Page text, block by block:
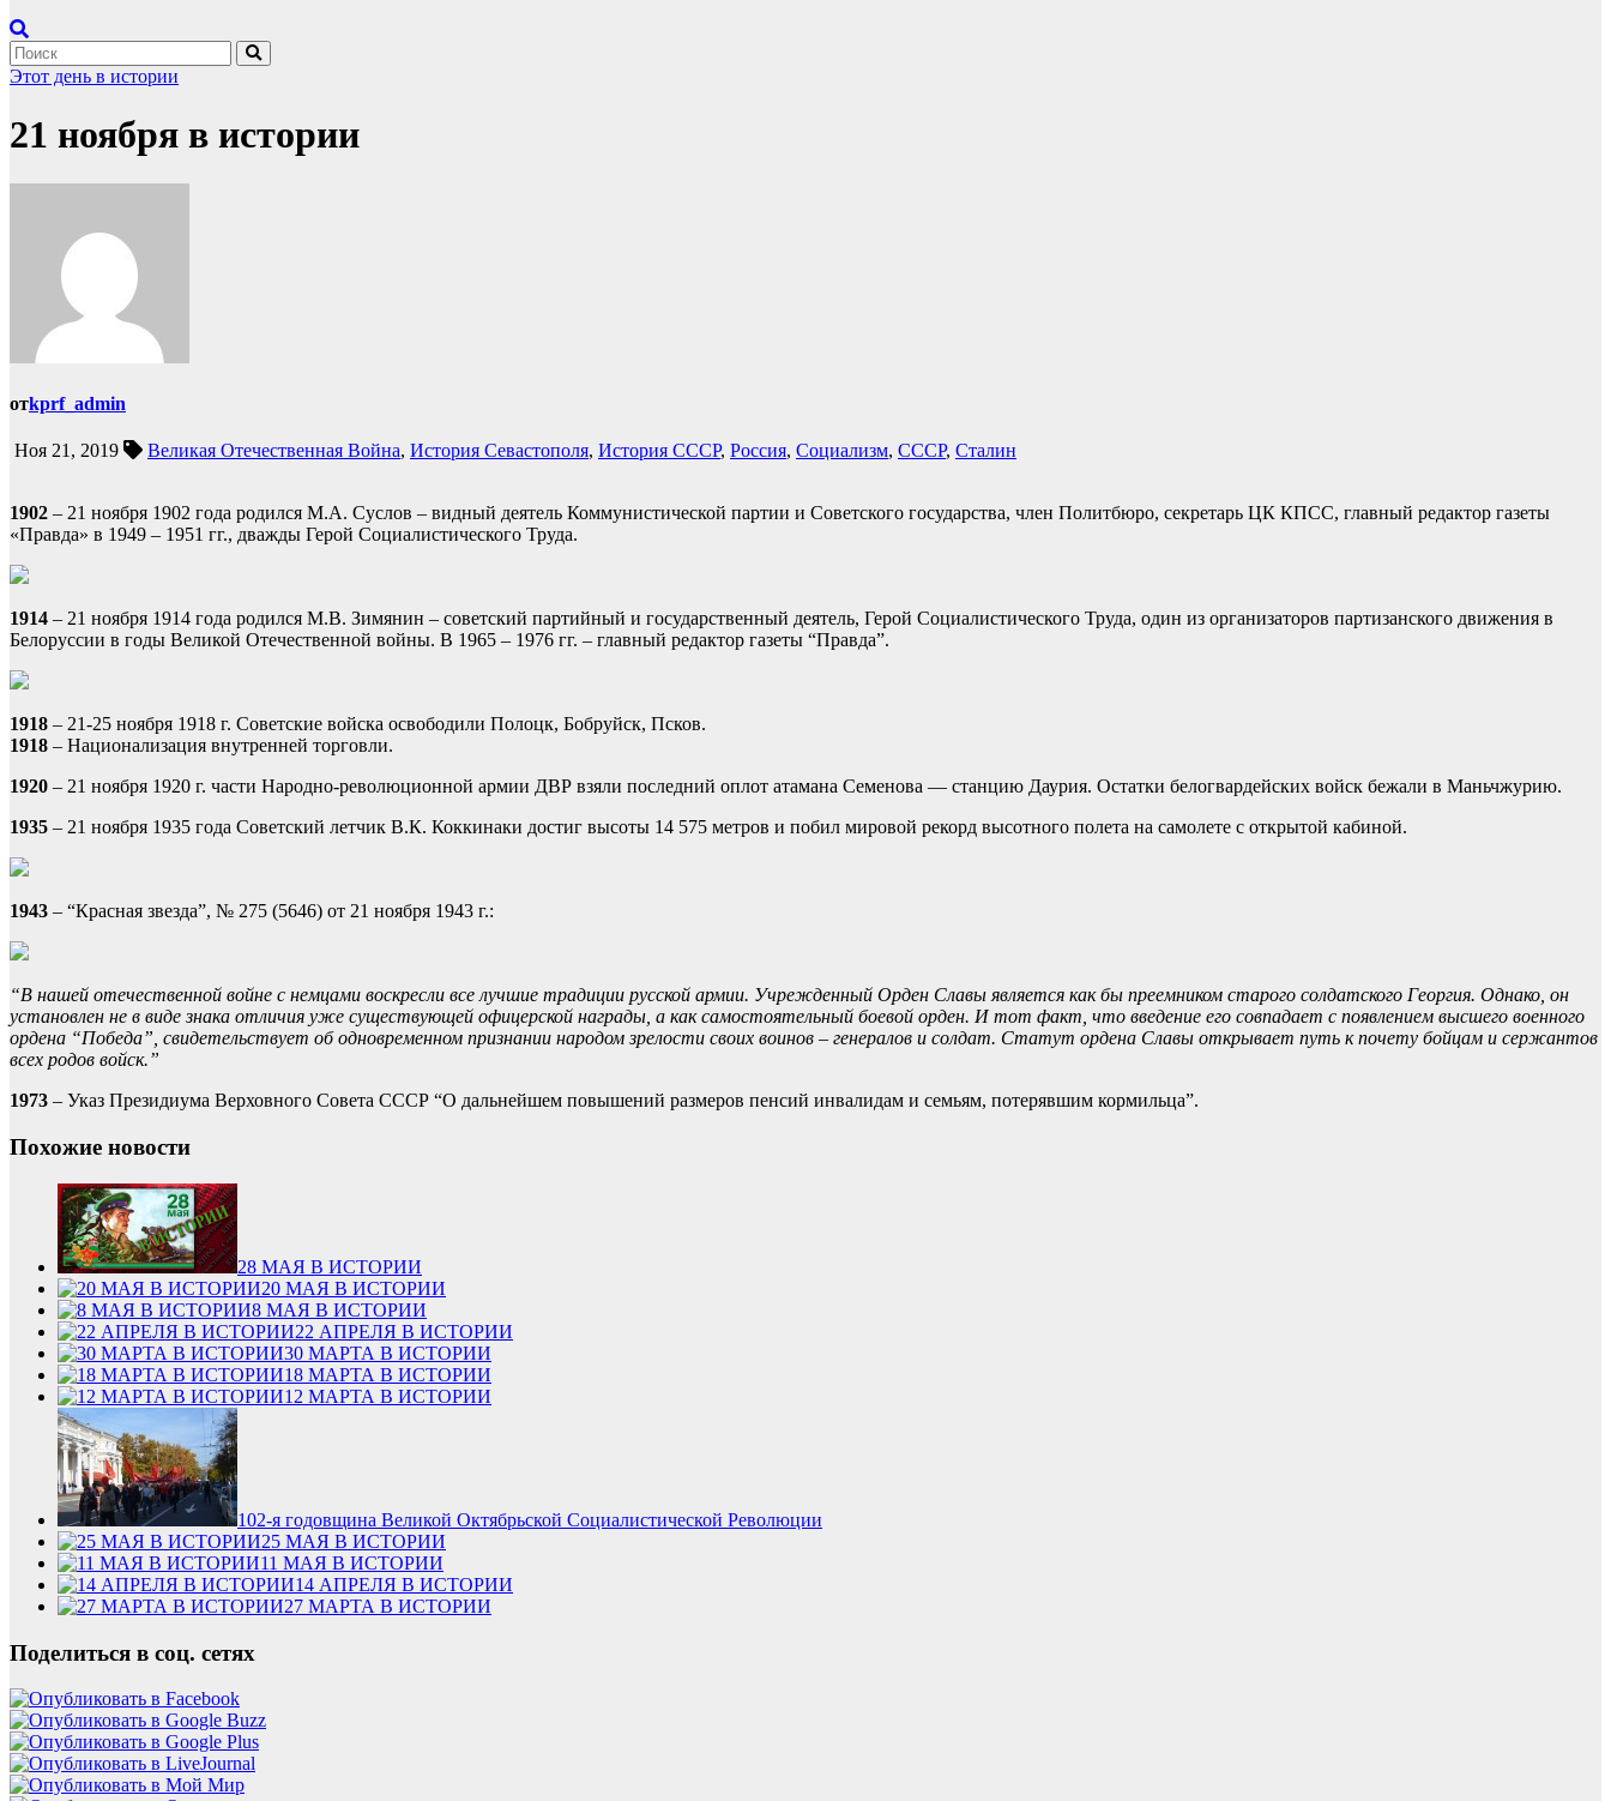
Этот день в истории
21 ноября в истории
отkprf_admin
Ноя 21, 2019 Великая Отечественная Война, История Севастополя, История СССР, Россия, Социализм, СССР, Сталин
1902 – 21 ноября 1902 года родился М.А. Суслов – видный деятель Коммунистической партии и Советского государства, член Политбюро, секретарь ЦК КПСС, главный редактор газеты
«Правда» в 1949 – 1951 гг., дважды Герой Социалистического Труда.
1914 – 21 ноября 1914 года родился М.В. Зимянин – советский партийный и государственный деятель, Герой Социалистического Труда, один из организаторов партизанского движения в
Белоруссии в годы Великой Отечественной войны. В 1965 – 1976 гг. – главный редактор газеты “Правда”.
1918 – 21-25 ноября 1918 г. Советские войска освободили Полоцк, Бобруйск, Псков.
1918 – Национализация внутренней торговли.
1920 – 21 ноября 1920 г. части Народно-революционной армии ДВР взяли последний оплот атамана Семенова — станцию Даурия. Остатки белогвардейских войск бежали в Маньчжурию.
1935 – 21 ноября 1935 года Советский летчик В.К. Коккинаки достиг высоты 14 575 метров и побил мировой рекорд высотного полета на самолете с открытой кабиной.
1943 – “Красная звезда”, № 275 (5646) от 21 ноября 1943 г.:
“В нашей отечественной войне с немцами воскресли все лучшие традиции русской армии. Учрежденный Орден Славы является как бы преемником старого солдатского Георгия. Однако, он
установлен не в виде знака отличия уже существующей офицерской награды, а как самостоятельный боевой орден. И тот факт, что введение его совпадает с появлением высшего военного
ордена “Победа”, свидетельствует об одновременном признании народом зрелости своих воинов – генералов и солдат. Статут ордена Славы открывает путь к почету бойцам и сержантов
всех родов войск.”
1973 – Указ Президиума Верховного Совета СССР “О дальнейшем повышений размеров пенсий инвалидам и семьям, потерявшим кормильца”.
Похожие новости
28 МАЯ В ИСТОРИИ
20 МАЯ В ИСТОРИИ
8 МАЯ В ИСТОРИИ
22 АПРЕЛЯ В ИСТОРИИ
30 МАРТА В ИСТОРИИ
18 МАРТА В ИСТОРИИ
12 МАРТА В ИСТОРИИ
102-я годовщина Великой Октябрьской Социалистической Революции
25 МАЯ В ИСТОРИИ
11 МАЯ В ИСТОРИИ
14 АПРЕЛЯ В ИСТОРИИ
27 МАРТА В ИСТОРИИ
Поделиться в соц. сетях